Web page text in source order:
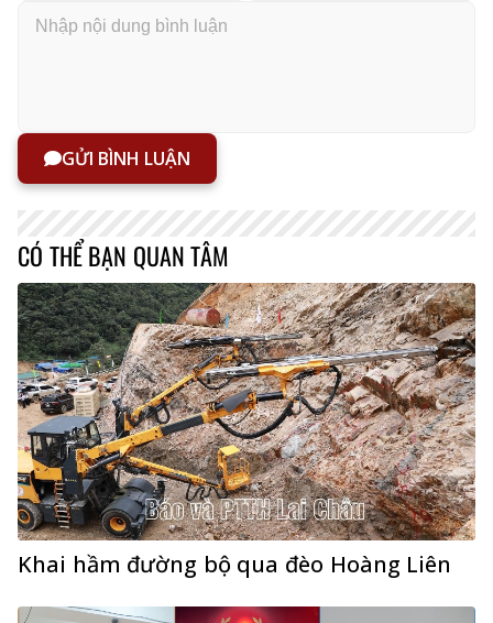
GỬI BÌNH LUẬN
CÓ THỂ BẠN QUAN TÂM
Khai hầm đường bộ qua đèo Hoàng Liên